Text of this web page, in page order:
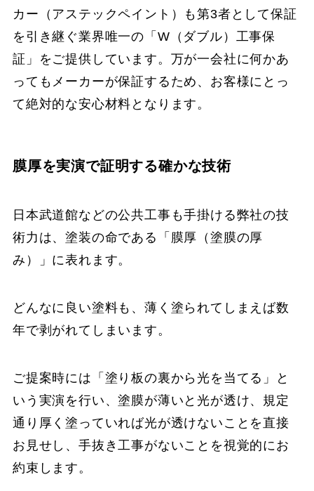
カー（アステックペイント）も第3者として保証
を引き継ぐ業界唯一の「W（ダブル）工事保
証」をご提供しています。万が一会社に何かあ
ってもメーカーが保証するため、お客様にとっ
て絶対的な安心材料となります。
膜厚を実演で証明する確かな技術
日本武道館などの公共工事も手掛ける弊社の技
術力は、塗装の命である「膜厚（塗膜の厚
み）」に表れます。
どんなに良い塗料も、薄く塗られてしまえば数
年で剥がれてしまいます。
ご提案時には「塗り板の裏から光を当てる」と
いう実演を行い、塗膜が薄いと光が透け、規定
通り厚く塗っていれば光が透けないことを直接
お見せし、手抜き工事がないことを視覚的にお
約束します。